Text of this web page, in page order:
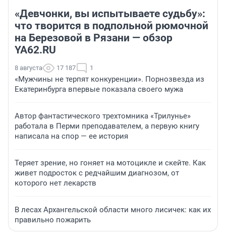
«Девчонки, вы испытываете судьбу»:
что творится в подпольной рюмочной
на Березовой в Рязани — обзор
YA62.RU
8 августа 17 187 1
«Мужчины не терпят конкуренции». Порнозвезда из
Екатеринбурга впервые показала своего мужа
Автор фантастического трехтомника «Трилунье»
работала в Перми преподавателем, а первую книгу
написала на спор — ее история
Теряет зрение, но гоняет на мотоцикле и скейте. Как
живет подросток с редчайшим диагнозом, от
которого нет лекарств
В лесах Архангельской области много лисичек: как их
правильно пожарить